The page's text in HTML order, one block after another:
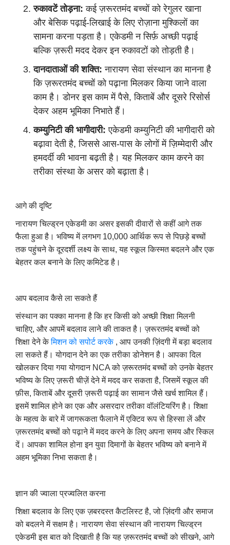
रुकावटें तोड़ना:कई ज़रूरतमंद बच्चों को रेगुलर खाना
और बेसिक पढ़ाई-लिखाई के लिए रोज़ाना मुश्किलों का
सामना करना पड़ता है। एकेडमी न सिर्फ़ अच्छी पढ़ाई
बल्कि ज़रूरी मदद देकर इन रुकावटों को तोड़ती है।
दानदाताओं की शक्ति:नारायण सेवा संस्थान का मानना है
कि ज़रूरतमंद बच्चों को पढ़ाना मिलकर किया जाने वाला
काम है। डोनर इस काम में पैसे, किताबें और दूसरे रिसोर्स
देकर अहम भूमिका निभाते हैं।
कम्युनिटी की भागीदारी:एकेडमी कम्युनिटी की भागीदारी को
बढ़ावा देती है, जिससे आस-पास के लोगों में ज़िम्मेदारी और
हमदर्दी की भावना बढ़ती है। यह मिलकर काम करने का
तरीका संस्था के असर को बढ़ाता है।
आगे की दृष्टि
नारायण चिल्ड्रन एकेडमी का असर इसकी दीवारों से कहीं आगे तक
फैला हुआ है। भविष्य में लगभग 10,000 आर्थिक रूप से पिछड़े बच्चों
तक पहुंचने के दूरदर्शी लक्ष्य के साथ, यह स्कूल किस्मत बदलने और एक
बेहतर कल बनाने के लिए कमिटेड है।
आप बदलाव कैसे ला सकते हैं
संस्थान का पक्का मानना है कि हर किसी को अच्छी शिक्षा मिलनी
चाहिए, और आपमें बदलाव लाने की ताकत है। ज़रूरतमंद बच्चों को
शिक्षा देने केमिशन को सपोर्ट करके , आप उनकी ज़िंदगी में बड़ा बदलाव
ला सकते हैं। योगदान देने का एक तरीका डोनेशन है। आपका दिल
खोलकर दिया गया योगदान NCA को ज़रूरतमंद बच्चों को उनके बेहतर
भविष्य के लिए ज़रूरी चीज़ें देने में मदद कर सकता है, जिसमें स्कूल की
फ़ीस, किताबें और दूसरी ज़रूरी पढ़ाई का सामान जैसे खर्च शामिल हैं।
इसमें शामिल होने का एक और असरदार तरीका वॉलंटियरिंग है। शिक्षा
के महत्व के बारे में जागरूकता फैलाने में एक्टिव रूप से हिस्सा लें और
ज़रूरतमंद बच्चों को पढ़ाने में मदद करने के लिए अपना समय और स्किल
दें। आपका शामिल होना इन युवा दिमागों के बेहतर भविष्य को बनाने में
अहम भूमिका निभा सकता है।
ज्ञान की ज्वाला प्रज्वलित करना
शिक्षा बदलाव के लिए एक ज़बरदस्त कैटलिस्ट है, जो ज़िंदगी और समाज
को बदलने में सक्षम है। नारायण सेवा संस्थान की नारायण चिल्ड्रन
एकेडमी इस बात को दिखाती है कि यह ज़रूरतमंद बच्चों को सीखने, आगे